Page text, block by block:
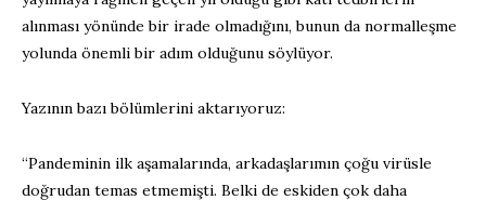
alınması yönünde bir irade olmadığını, bunun da normalleşme
yolunda önemli bir adım olduğunu söylüyor.
Yazının bazı bölümlerini aktarıyoruz:
“Pandeminin ilk aşamalarında, arkadaşlarımın çoğu virüsle
doğrudan temas etmemişti. Belki de eskiden çok daha